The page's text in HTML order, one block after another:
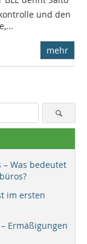
und den
mehr
– Was bedeutet
im ersten
Ermäßigungen